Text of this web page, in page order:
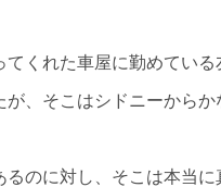
くれた車屋に勤めてい
、そこはシドニーから
のに対し、そこは本当に